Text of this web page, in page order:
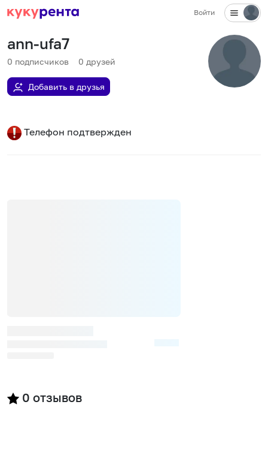
Войти
ann-ufa7
0 подписчиков 0 друзей
Добавить в друзья
Телефон подтвержден
0 отзывов